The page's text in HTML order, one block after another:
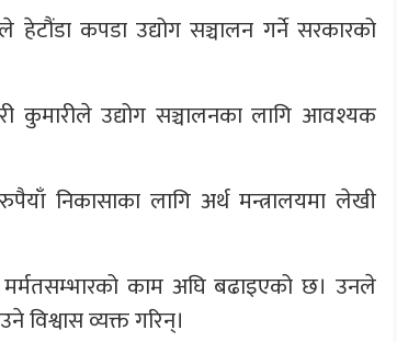
कपडा उद्योग सञ्चालन गर्ने सरकारको
कुमारीले उद्योग सञ्चालनका लागि आवश्यक
निकासाका लागि अर्थ मन्त्रालयमा लेखी
काम अघि बढाइएको छ। उनले
विश्वास व्यक्त गरिन्।